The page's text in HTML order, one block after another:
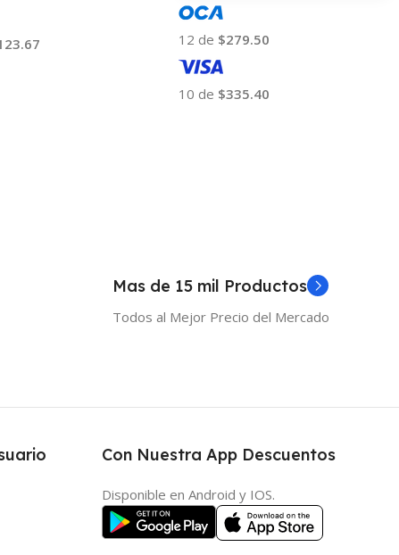
12 de $279.50
10 de $335.40
Mas de 15 mil Productos
Todos al Mejor Precio del Mercado
Con Nuestra App Descuentos
Disponible en Android y IOS.